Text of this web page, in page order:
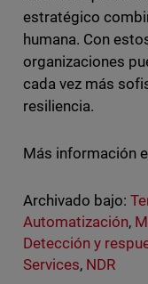
estratégico
humana. Con
organizaciones
cada vez más
resiliencia.
Más información
Archivado bajo:
Automatización,
Detección y
Services, NDR